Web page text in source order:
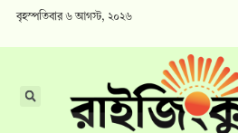
বৃহস্পতিবার ৬ আগস্ট, ২০২৬